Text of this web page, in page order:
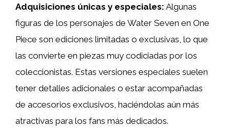
Adquisiciones únicas y especiales: Algunas
figuras de los personajes de Water Seven en One
Piece son ediciones limitadas o exclusivas, lo que
las convierte en piezas muy codiciadas por los
coleccionistas. Estas versiones especiales suelen
tener detalles adicionales o estar acompañadas
de accesorios exclusivos, haciéndolas aún más
atractivas para los fans más dedicados.